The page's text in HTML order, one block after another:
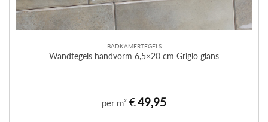
BADKAMERTEGELS
Wandtegels handvorm 6,5×20 cm Grigio glans
per m² €49,95